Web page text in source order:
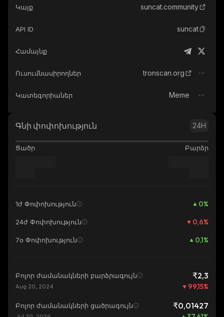
Կայք suncat.community
API ID suncat
Համայնք
Ուսումնասիրողներ tronscan.org
Կատեգորիաներ Meme
Գնի փոփոխություն 24H
Ցածր Բարձր
1ժ Փոփոխություն 0%
24ժ Փոփոխություն 0,6%
7օ Փոփոխություն 0,1%
Բոլոր ժամանակների բարձրագույն ₹2,3
Aug 20, 2024 99,15%
Բոլոր ժամանակների ցածրագույն ₹0,01427